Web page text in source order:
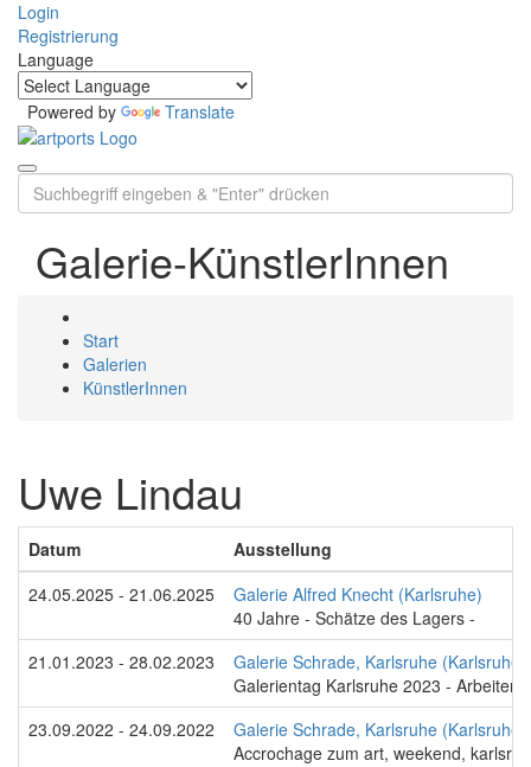
Login
Registrierung
Language
Powered by Translate
Galerie-KünstlerInnen
Start
Galerien
KünstlerInnen
Uwe Lindau
Datum
Ausstellung
24.05.2025 - 21.06.2025
Galerie Alfred Knecht (Karlsruhe)
40 Jahre - Schätze des Lagers -
21.01.2023 - 28.02.2023
Galerie Schrade, Karlsruhe (Karlsruhe)
Galerientag Karlsruhe 2023 - Arbeiten
23.09.2022 - 24.09.2022
Galerie Schrade, Karlsruhe (Karlsruhe)
Accrochage zum art, weekend,